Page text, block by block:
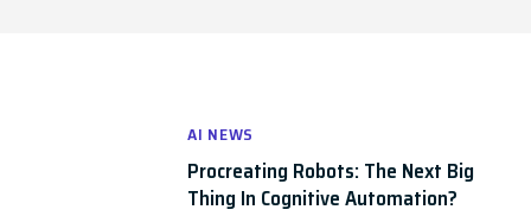
AI NEWS
Procreating Robots: The Next Big
Thing In Cognitive Automation?